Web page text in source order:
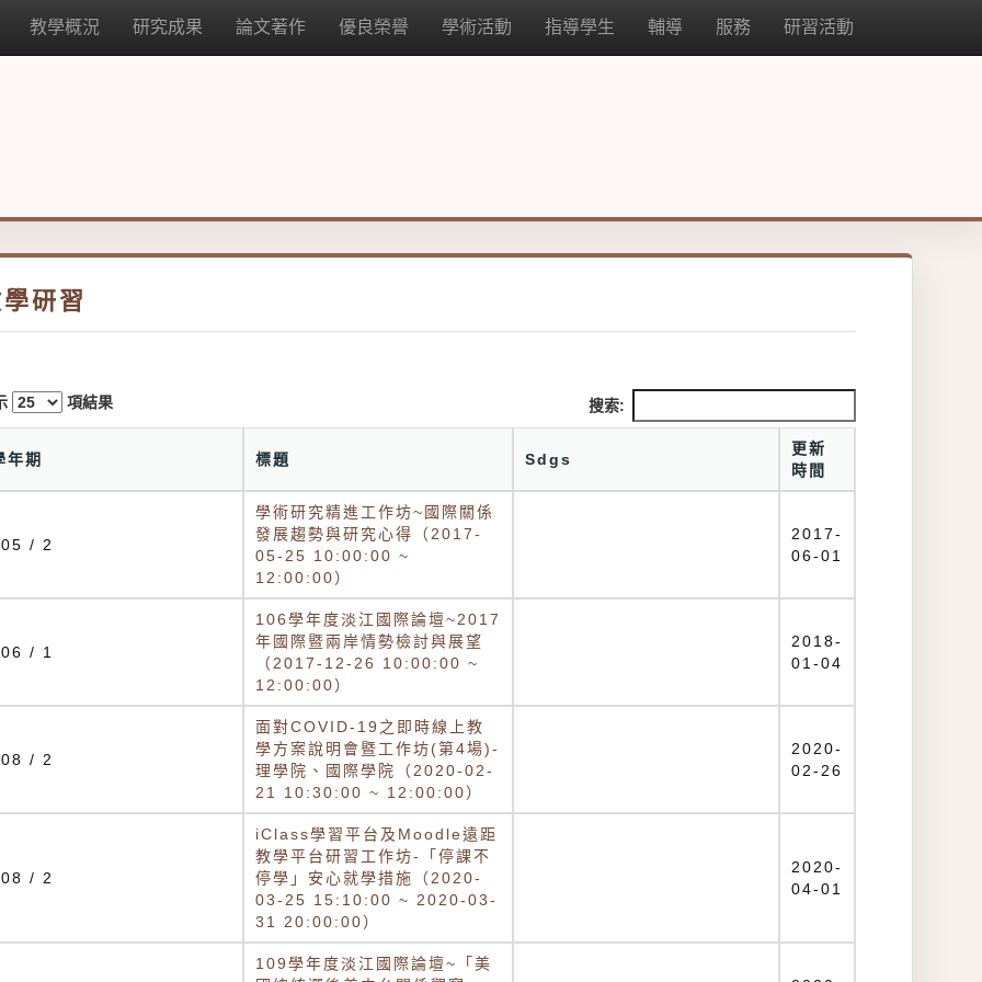
教學概況 研究成果 論文著作 優良榮譽 學術活動 指導學生 輔導 服務 研習活動
研習
項結果 搜索:
年期 標題 Sdgs
更新
時間
/ 2
學術研究精進工作坊~國際關係
發展趨勢與研究心得（2017-
05-25 10:00:00 ~
12:00:00）
2017-
06-01
/ 1
106學年度淡江國際論壇~2017
年國際暨兩岸情勢檢討與展望
（2017-12-26 10:00:00 ~
12:00:00）
2018-
01-04
/ 2
面對COVID-19之即時線上教
學方案說明會暨工作坊(第4場)-
理學院、國際學院（2020-02-
21 10:30:00 ~ 12:00:00）
2020-
02-26
/ 2
iClass學習平台及Moodle遠距
教學平台研習工作坊-「停課不
停學」安心就學措施（2020-
03-25 15:10:00 ~ 2020-03-
31 20:00:00）
2020-
04-01
109學年度淡江國際論壇~「美